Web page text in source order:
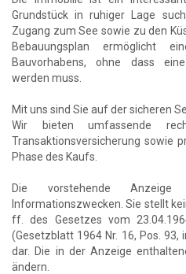
Grundstück in ruhiger Lage
Zugang zum See sowie zu den
Bebauungsplan ermöglicht
Bauvorhabens, ohne dass
werden muss.
Mit uns sind Sie auf der sicheren
Wir bieten umfassende
Transaktionsversicherung sowie
Phase des Kaufs.
Die vorstehende
Informationszwecken. Sie stellt
ff. des Gesetzes vom
(Gesetzblatt 1964 Nr. 16, Pos. 93,
dar. Die in der Anzeige
ändern.